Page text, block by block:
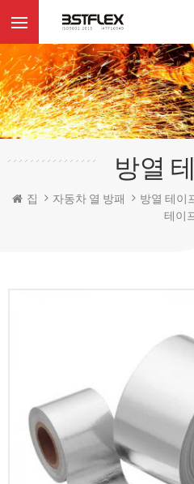
방열
집 자동차 열 방패 방열 테이
테이